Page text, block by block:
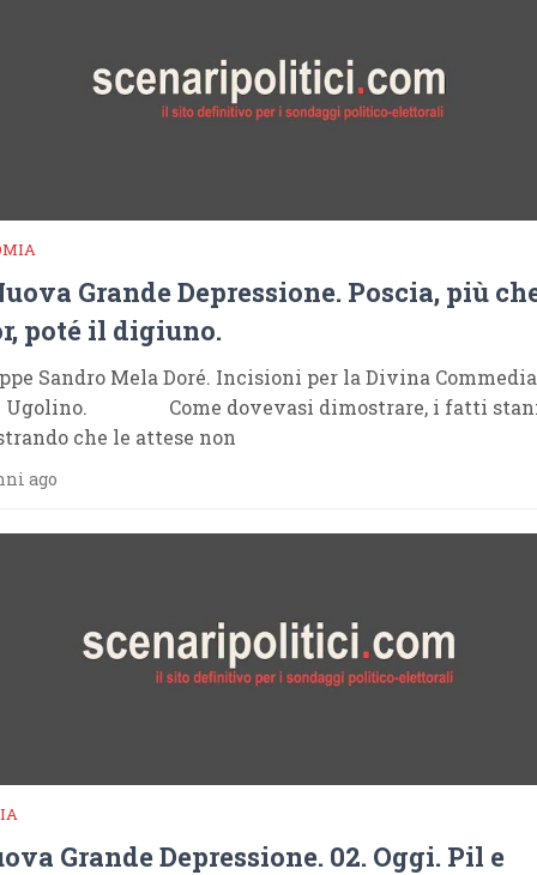
Grande Depressione. Poscia, più
poté il digiuno.
Sandro Mela Doré. Incisioni per la Divina
Ugolino. Come dovevasi dimostrare, i fatti
che le attese non
ago
Grande Depressione. 02. Oggi. Pil e